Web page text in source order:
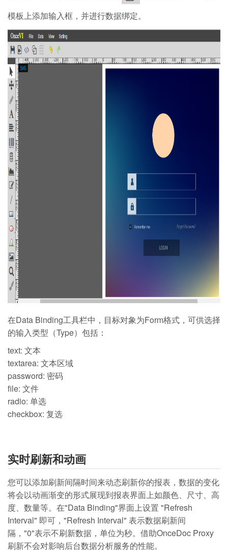
模板上添加输入框，并进行数据绑定。
在Data Binding工具栏中，目标对象为Form格式，可供选择
的输入类型（Type）包括：
text: 文本
textarea: 文本区域
password: 密码
file: 文件
radio: 单选
checkbox: 复选
实时刷新和动画
您可以添加刷新间隔时间来动态刷新你的报表，数据的变化
将会以动画渐变的形式展现到报表界面上如颜色、尺寸、高
度、数量等。在"Data Binding"界面上设置 "Refresh
Interval" 即可，"Refresh Interval" 表示数据刷新间
隔，"0"表示不刷新数据，单位为秒。借助OnceDoc Proxy
刷新不会对影响后台数据分析服务的性能。